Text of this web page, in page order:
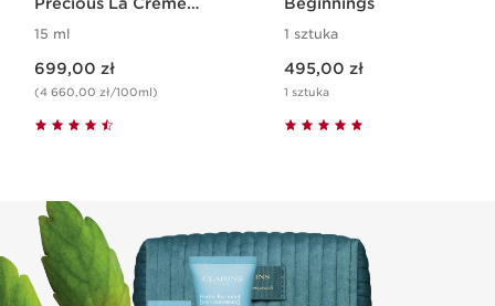
15 ml
699,00 zł
(4 660,00 zł/100ml)
1 sztuka
495,00 zł
1 sztuka